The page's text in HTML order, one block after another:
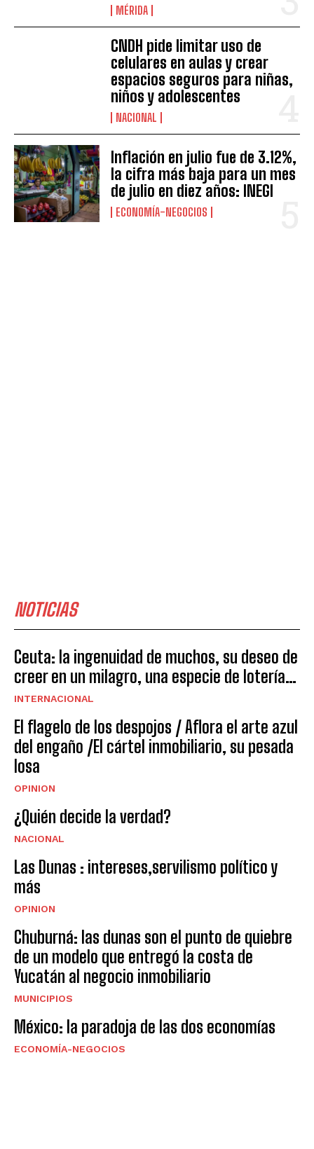
MÉRIDA
CNDH pide limitar uso de
celulares en aulas y crear
espacios seguros para niñas,
niños y adolescentes
NACIONAL
Inflación en julio fue de 3.12%,
la cifra más baja para un mes
de julio en diez años: INEGI
ECONOMÍA-NEGOCIOS
NOTICIAS
Ceuta: la ingenuidad de muchos, su deseo de
creer en un milagro, una especie de lotería…
INTERNACIONAL
El flagelo de los despojos / Aflora el arte azul
del engaño /El cártel inmobiliario, su pesada
losa
OPINION
¿Quién decide la verdad?
NACIONAL
Las Dunas : intereses,servilismo político y
más
OPINION
Chuburná: las dunas son el punto de quiebre
de un modelo que entregó la costa de
Yucatán al negocio inmobiliario
MUNICIPIOS
México: la paradoja de las dos economías
ECONOMÍA-NEGOCIOS